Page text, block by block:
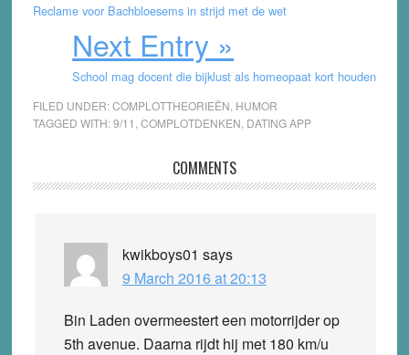
Reclame voor Bachbloesems in strijd met de wet
Next Entry »
School mag docent die bijklust als homeopaat kort houden
FILED UNDER:COMPLOTTHEORIEËN HUMOR
TAGGED WITH:9/11 COMPLOTDENKEN DATING APP
Interactions
COMMENTS
kwikboys01 says
9 March 2016 at 20:13
Bin Laden overmeestert een motorrijder op
5th avenue. Daarna rijdt hij met 180 km/u